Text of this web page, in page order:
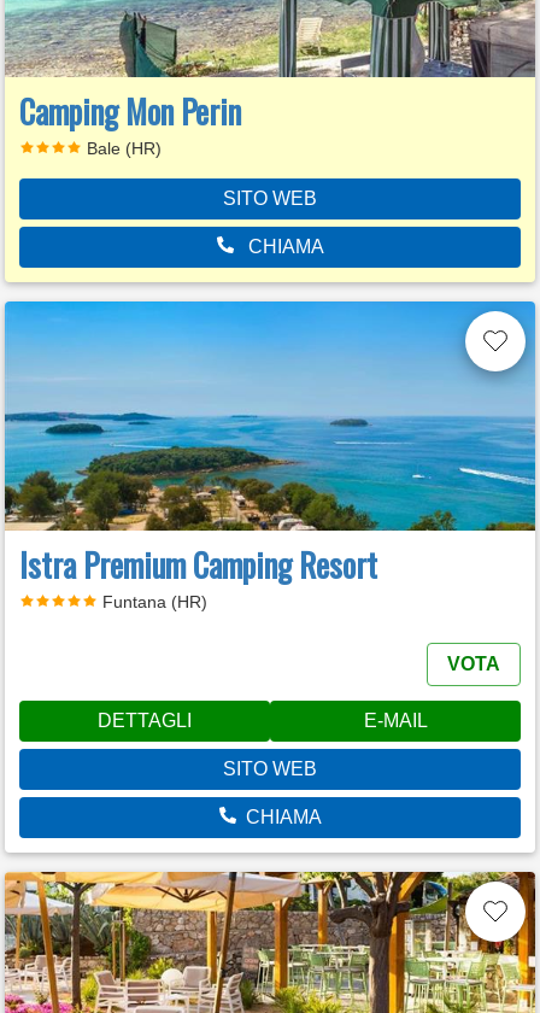
Camping Mon Perin
Bale (HR)
SITO WEB
CHIAMA
Istra Premium Camping Resort
Funtana (HR)
VOTA
DETTAGLI E-MAIL
SITO WEB
CHIAMA